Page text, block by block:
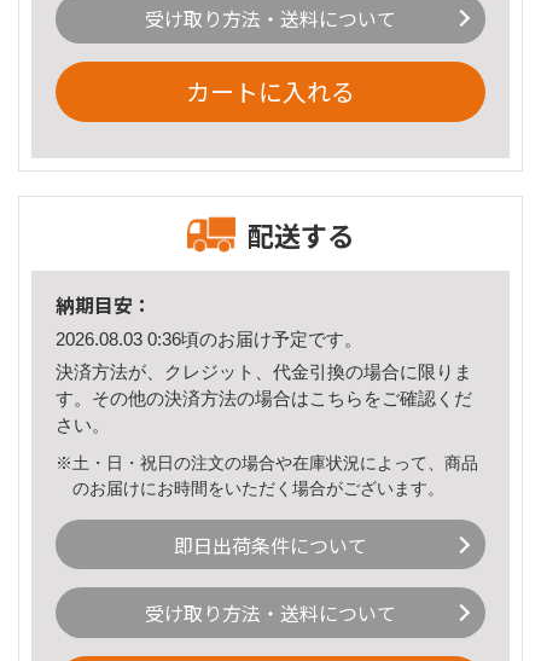
受け取り方法・送料について
カートに入れる
配送する
納期目安：
2026.08.03 0:36頃のお届け予定です。
決済方法が、クレジット、代金引換の場合に限りま
す。その他の決済方法の場合はこちら をご確認くだ
さい。
※土・日・祝日の注文の場合や在庫状況によって、商品
のお届けにお時間をいただく場合がございます。
即日出荷条件について
受け取り方法・送料について